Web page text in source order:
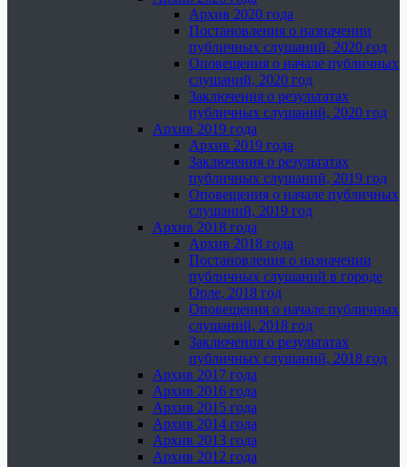
Архив 2020 года
Постановления о назначении
публичных слушаний, 2020 год
Оповещения о начале публичных
слушаний, 2020 год
Заключения о результатах
публичных слушаний, 2020 год
Архив 2019 года
Архив 2019 года
Заключения о результатах
публичных слушаний, 2019 год
Оповещения о начале публичных
слушаний, 2019 год
Архив 2018 года
Архив 2018 года
Постановления о назначении
публичных слушаний в городе
Орле, 2018 год
Оповещения о начале публичных
слушаний, 2018 год
Заключения о результатах
публичных слушаний, 2018 год
Архив 2017 года
Архив 2016 года
Архив 2015 года
Архив 2014 года
Архив 2013 года
Архив 2012 года